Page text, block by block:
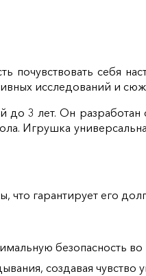
себя
исследований и
до 3 лет. Он
Игрушка
гарантирует его
безопасность
создавая чувство